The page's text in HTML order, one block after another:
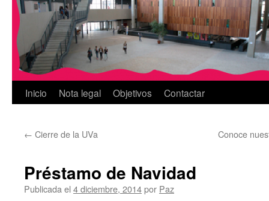
Inicio Nota legal Objetivos Contactar
← Cierre de la UVa Conoce
Préstamo de Navidad
Publicada el 4 diciembre, 2014por Paz